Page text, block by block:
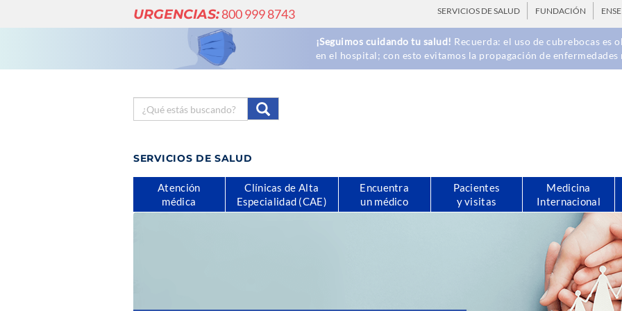
URGENCIAS:800 999 8743 SERVICIOS DE SALUD FUNDACIÓN
¡Seguimos cuidando tu salud! Recuerda: el uso de cubrebocas
en el hospital; con esto evitamos la propagación de
SERVICIOS DE SALUD
Atención
médica
Clínicas de Alta
Especialidad (CAE)
Encuentra
un médico
Pacientes
y visitas
Medicina
Internacional